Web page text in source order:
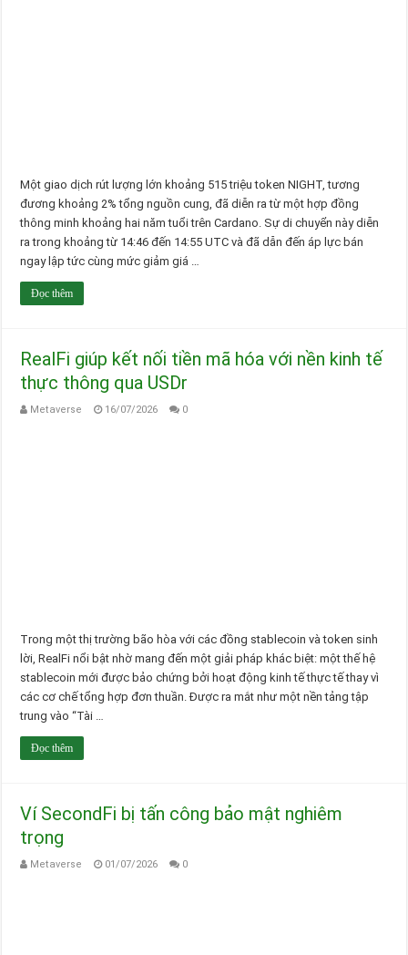
Một giao dịch rút lượng lớn khoảng 515 triệu token NIGHT, tương
đương khoảng 2% tổng nguồn cung, đã diễn ra từ một hợp đồng
thông minh khoảng hai năm tuổi trên Cardano. Sự di chuyển này diễn
ra trong khoảng từ 14:46 đến 14:55 UTC và đã dẫn đến áp lực bán
ngay lập tức cùng mức giảm giá …
Đọc thêm
RealFi giúp kết nối tiền mã hóa với nền kinh tế
thực thông qua USDr
Metaverse 16/07/2026 0
Trong một thị trường bão hòa với các đồng stablecoin và token sinh
lời, RealFi nổi bật nhờ mang đến một giải pháp khác biệt: một thế hệ
stablecoin mới được bảo chứng bởi hoạt động kinh tế thực tế thay vì
các cơ chế tổng hợp đơn thuần. Được ra mắt như một nền tảng tập
trung vào “Tài …
Đọc thêm
Ví SecondFi bị tấn công bảo mật nghiêm
trọng
Metaverse 01/07/2026 0